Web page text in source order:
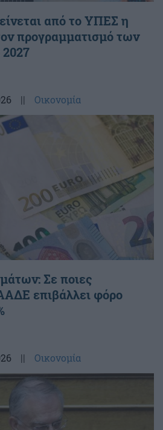
από το ΥΠΕΣ η
προγραμματισμό των
|| Οικονομία
Σε ποιες
επιβάλλει φόρο
|| Οικονομία